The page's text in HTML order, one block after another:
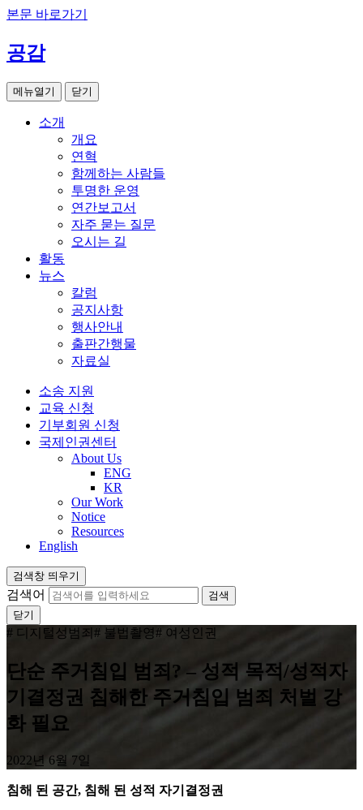
본문 바로가기
공감
메뉴열기 닫기
소개
개요
연혁
함께하는 사람들
투명한 운영
연간보고서
자주 묻는 질문
오시는 길
활동
뉴스
칼럼
공지사항
행사안내
출판간행물
자료실
소송 지원
교육 신청
기부회원 신청
국제인권센터
About Us
ENG
KR
Our Work
Notice
Resources
English
검색창 띄우기
검색어
닫기
# 디지털성범죄 # 불법촬영# 여성인권
단순 주거침입 범죄? – 성적 목적/성적자
기결정권 침해한 주거침입 범죄 처벌 강
화 필요
2022년 6월 7일
침해 된 공간, 침해 된 성적 자기결정권